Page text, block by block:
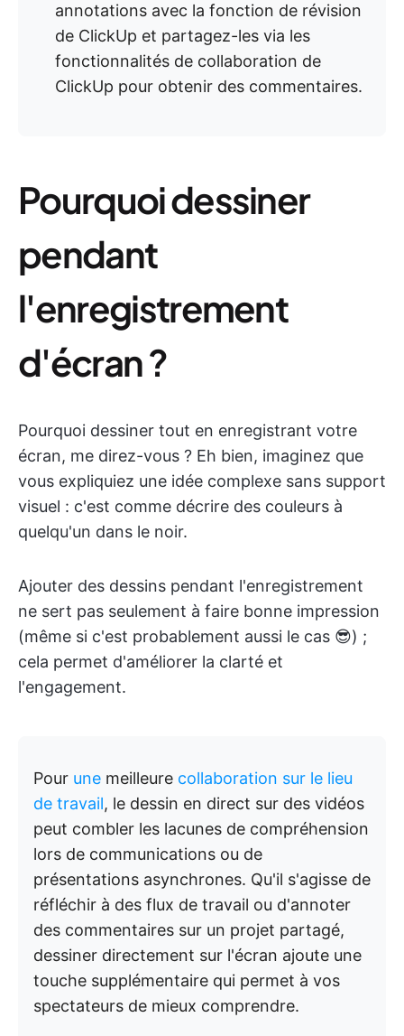
annotations avec la fonction de révision
de ClickUp et partagez-les via les
fonctionnalités de collaboration de
ClickUp pour obtenir des commentaires.
Pourquoi dessiner
pendant
l'enregistrement
d'écran ?
Pourquoi dessiner tout en enregistrant votre
écran, me direz-vous ? Eh bien, imaginez que
vous expliquiez une idée complexe sans support
visuel : c'est comme décrire des couleurs à
quelqu'un dans le noir.
Ajouter des dessins pendant l'enregistrement
ne sert pas seulement à faire bonne impression
(même si c'est probablement aussi le cas 😎) ;
cela permet d'améliorer la clarté et
l'engagement.
Pour une meilleure collaboration sur le lieu
de travail, le dessin en direct sur des vidéos
peut combler les lacunes de compréhension
lors de communications ou de
présentations asynchrones. Qu'il s'agisse de
réfléchir à des flux de travail ou d'annoter
des commentaires sur un projet partagé,
dessiner directement sur l'écran ajoute une
touche supplémentaire qui permet à vos
spectateurs de mieux comprendre.